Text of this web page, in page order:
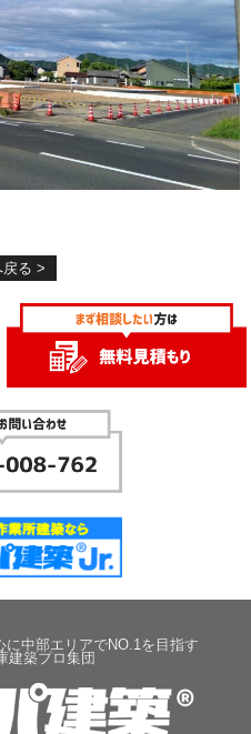
る >
中部エリアでNO.1を目指す
建築プロ集団